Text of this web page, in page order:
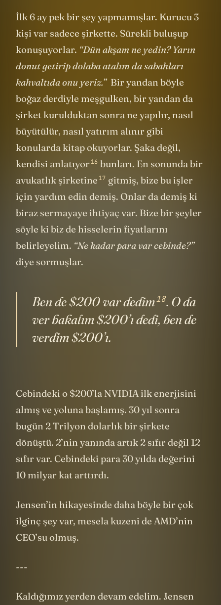
İlk 6 ay pek bir şey yapmamışlar. Kurucu 3
kişi var sadece şirkette. Sürekli buluşup
konuşuyorlar.“Dün akşam ne yedin? Yarın
donut getirip dolaba atalım da sabahları
kahvaltıda onu yeriz.”Bir yandan böyle
boğaz derdiyle meşgulken, bir yandan da
şirket kurulduktan sonra ne yapılır, nasıl
büyütülür, nasıl yatırım alınır gibi
konularda kitap okuyorlar. Şaka değil,
kendisianlatıyor16 bunları. En sonunda bir
avukatlıkşirketine 17gitmiş, bize bu işler
için yardım edin demiş. Onlar da demiş ki
biraz sermayaye ihtiyaç var. Bize bir şeyler
söyle ki biz de hisselerin fiyatlarını
belirleyelim.“Ne kadar para var cebinde?”
Ben de $200 vardedim18. O da
ver bakalım $200’ı dedi, ben de
Cebindeki o $200’la NVIDIA ilk enerjisini
almış ve yoluna başlamış. 30 yıl sonra
bugün 2 Trilyon dolarlık bir şirkete
dönüştü. 2’nin yanında artık 2 sıfır değil 12
sıfır var. Cebindeki para 30 yılda değerini
Jensen’in hikayesinde daha böyle bir çok
ilginç şey var, mesela kuzeni de AMD’nin